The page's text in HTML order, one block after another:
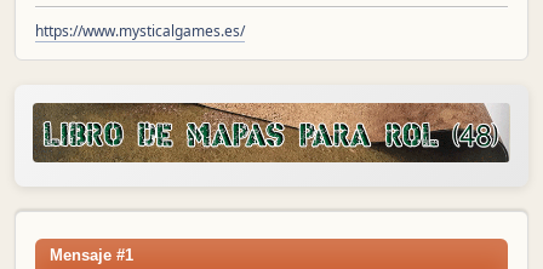
https://www.mysticalgames.es/
Mensaje #1